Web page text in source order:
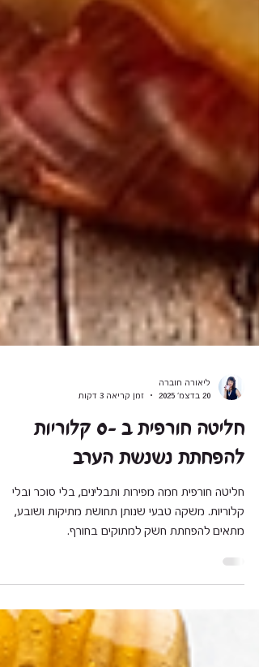
20 בדצמ׳ 2025
זמן קריאה 3 דקות
חליטה חורפית ב -0 קלוריות
להפחתת נשנשת הערב
חליטה חורפית חמה מפירות ותבלינים, בלי סוכר ובלי
מתאים להפחתת חשק למתוקים בחורף.